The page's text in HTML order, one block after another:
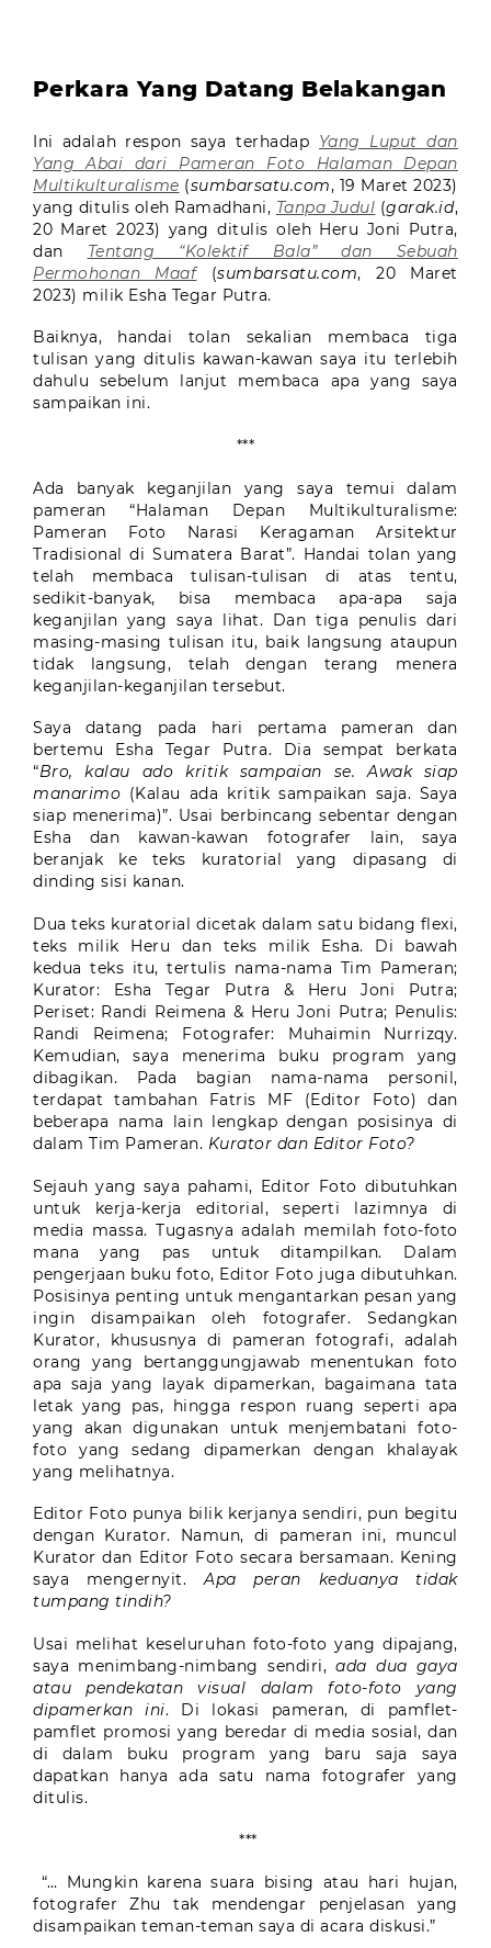
Perkara Yang Datang Belakangan
Ini adalah respon saya terhadap Yang Luput dan
Yang Abai dari Pameran Foto Halaman Depan
Multikulturalisme (sumbarsatu.com, 19 Maret 2023)
yang ditulis oleh Ramadhani, Tanpa Judul (garak.id,
20 Maret 2023) yang ditulis oleh Heru Joni Putra,
dan Tentang “Kolektif Bala” dan Sebuah
Permohonan Maaf(sumbarsatu.com, 20 Maret
2023) milik Esha Tegar Putra.
Baiknya, handai tolan sekalian membaca tiga
tulisan yang ditulis kawan-kawan saya itu terlebih
dahulu sebelum lanjut membaca apa yang saya
sampaikan ini.
***
Ada banyak keganjilan yang saya temui dalam
pameran “Halaman Depan Multikulturalisme:
Pameran Foto Narasi Keragaman Arsitektur
Tradisional di Sumatera Barat”. Handai tolan yang
telah membaca tulisan-tulisan di atas tentu,
sedikit-banyak, bisa membaca apa-apa saja
keganjilan yang saya lihat. Dan tiga penulis dari
masing-masing tulisan itu, baik langsung ataupun
tidak langsung, telah dengan terang menera
keganjilan-keganjilan tersebut.
Saya datang pada hari pertama pameran dan
bertemu Esha Tegar Putra. Dia sempat berkata
“Bro, kalau ado kritik sampaian se. Awak siap
manarimo (Kalau ada kritik sampaikan saja. Saya
siap menerima)”. Usai berbincang sebentar dengan
Esha dan kawan-kawan fotografer lain, saya
beranjak ke teks kuratorial yang dipasang di
dinding sisi kanan.
Dua teks kuratorial dicetak dalam satu bidang flexi,
teks milik Heru dan teks milik Esha. Di bawah
kedua teks itu, tertulis nama-nama Tim Pameran;
Kurator: Esha Tegar Putra & Heru Joni Putra;
Periset: Randi Reimena & Heru Joni Putra; Penulis:
Randi Reimena; Fotografer: Muhaimin Nurrizqy.
Kemudian, saya menerima buku program yang
dibagikan. Pada bagian nama-nama personil,
terdapat tambahan Fatris MF (Editor Foto) dan
beberapa nama lain lengkap dengan posisinya di
dalam Tim Pameran. Kurator dan Editor Foto?
Sejauh yang saya pahami, Editor Foto dibutuhkan
untuk kerja-kerja editorial, seperti lazimnya di
media massa. Tugasnya adalah memilah foto-foto
mana yang pas untuk ditampilkan. Dalam
pengerjaan buku foto, Editor Foto juga dibutuhkan.
Posisinya penting untuk mengantarkan pesan yang
ingin disampaikan oleh fotografer. Sedangkan
Kurator, khususnya di pameran fotografi, adalah
orang yang bertanggungjawab menentukan foto
apa saja yang layak dipamerkan, bagaimana tata
letak yang pas, hingga respon ruang seperti apa
yang akan digunakan untuk menjembatani foto-
foto yang sedang dipamerkan dengan khalayak
yang melihatnya.
Editor Foto punya bilik kerjanya sendiri, pun begitu
dengan Kurator. Namun, di pameran ini, muncul
Kurator dan Editor Foto secara bersamaan. Kening
saya mengernyit.Apa peran keduanya tidak
tumpang tindih?
Usai melihat keseluruhan foto-foto yang dipajang,
saya menimbang-nimbang sendiri,ada dua gaya
atau pendekatan visual dalam foto-foto yang
dipamerkan ini. Di lokasi pameran, di pamflet-
pamflet promosi yang beredar di media sosial, dan
di dalam buku program yang baru saja saya
dapatkan hanya ada satu nama fotografer yang
ditulis.
***
“… Mungkin karena suara bising atau hari hujan,
fotografer Zhu tak mendengar penjelasan yang
disampaikan teman-teman saya di acara diskusi.”